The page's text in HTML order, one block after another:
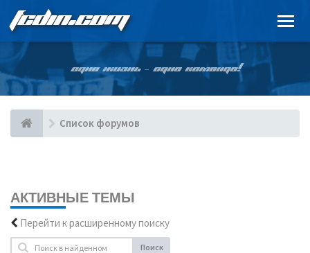
FCDIN.COM
ОДНА ЖИЗНЬ – ОДНА КОМАНДА!
Список форумов
АКТИВНЫЕ ТЕМЫ
Перейти к расширенному поиску
Поиск